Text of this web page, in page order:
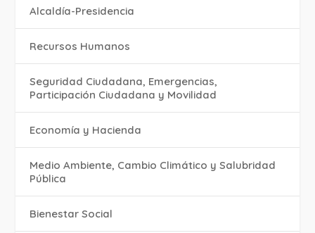
Alcaldía-Presidencia
Recursos Humanos
Seguridad Ciudadana, Emergencias,
Participación Ciudadana y Movilidad
Economía y Hacienda
Medio Ambiente, Cambio Climático y Salubridad
Pública
Bienestar Social